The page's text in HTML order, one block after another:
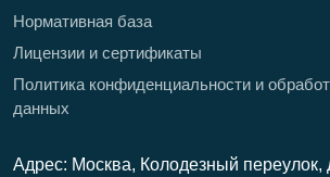
Нормативная база
Лицензии и сертификаты
Политика конфиденциальности и
данных
Адрес: Москва, Колодезный переулок,